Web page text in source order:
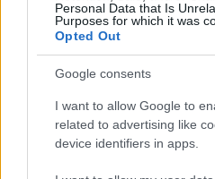
Personal Data that Is
Purposes for which it was
Opted Out
Google consents
I want to allow Google to
related to advertising like
device identifiers in apps.